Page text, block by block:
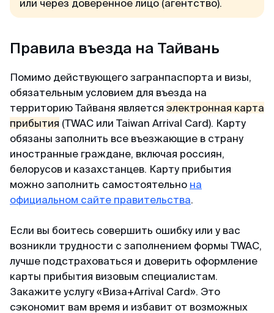
или через доверенное лицо (агентство).
Правила въезда на Тайвань
Помимо действующего загранпаспорта и визы,
обязательным условием для въезда на
территорию Тайваня является электронная карта
прибытия (TWAC или Taiwan Arrival Card). Карту
обязаны заполнить все въезжающие в страну
иностранные граждане, включая россиян,
белорусов и казахстанцев. Карту прибытия
можно заполнить самостоятельно на
официальном сайте правительства.
Если вы боитесь совершить ошибку или у вас
возникли трудности с заполнением формы TWAC,
лучше подстраховаться и доверить оформление
карты прибытия визовым специалистам.
Закажите услугу «Виза+Arrival Card». Это
сэкономит вам время и избавит от возможных